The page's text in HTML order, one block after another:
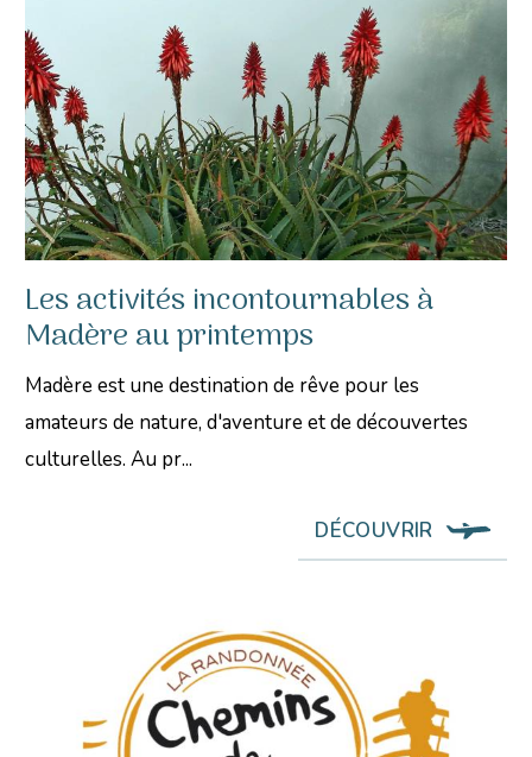
Les activités incontournables à
Madère au printemps
Madère est une destination de rêve pour les
amateurs de nature, d'aventure et de découvertes
culturelles. Au pr...
DÉCOUVRIR